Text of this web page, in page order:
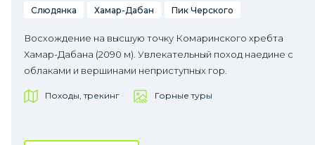
Слюдянка Хамар-Дабан Пик Черского
Восхождение на высшую точку Комаринского хребта
Хамар-Дабана (2090 м). Увлекательный поход наедине с
облаками и вершинами неприступных гор.
Походы, трекинг Горные туры